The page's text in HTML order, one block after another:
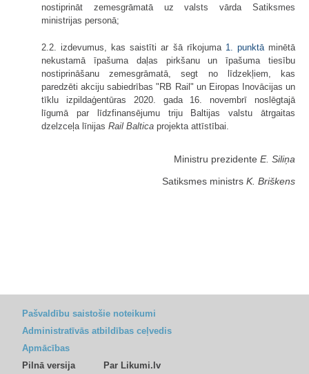
nostiprināt zemesgrāmatā uz valsts vārda Satiksmes
ministrijas personā;
2.2. izdevumus, kas saistīti ar šā rīkojuma 1. punktāminētā
nekustamā īpašuma daļas pirkšanu un īpašuma tiesību
nostiprināšanu zemesgrāmatā, segt no līdzekļiem, kas
paredzēti akciju sabiedrības "RB Rail" un Eiropas Inovācijas un
tīklu izpildaģentūras 2020. gada 16. novembrī noslēgtajā
līgumā par līdzfinansējumu triju Baltijas valstu ātrgaitas
dzelzceļa līnijas Rail Baltica projekta attīstībai.
Ministru prezidente E. Siliņa
Satiksmes ministrs K. Briškens
Pašvaldību saistošie noteikumi
Administratīvās atbildības ceļvedis
Apmācības
Pilnā versija
Par Likumi.lv